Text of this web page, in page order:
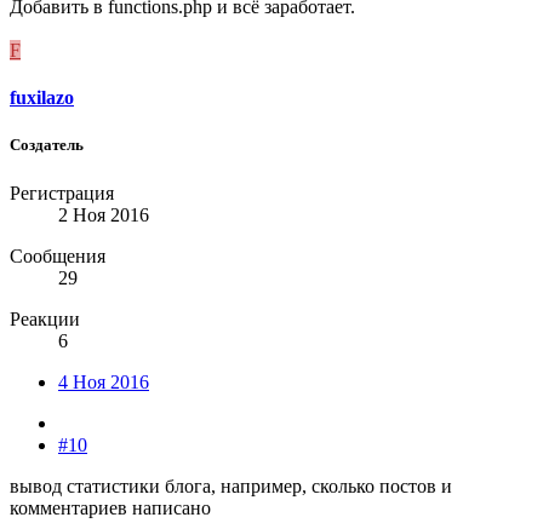
Добавить в functions.php и всё заработает.
F
fuxilazo
Создатель
Регистрация
2 Ноя 2016
Сообщения
29
Реакции
6
4 Ноя 2016
#10
вывод статистики блога, например, сколько постов и
комментариев написано